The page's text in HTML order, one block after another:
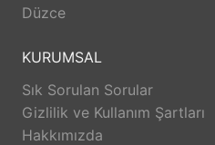
Düzce
KURUMSAL
Sık Sorulan Sorular
Gizlilik ve Kullanım Şartları
Hakkımızda